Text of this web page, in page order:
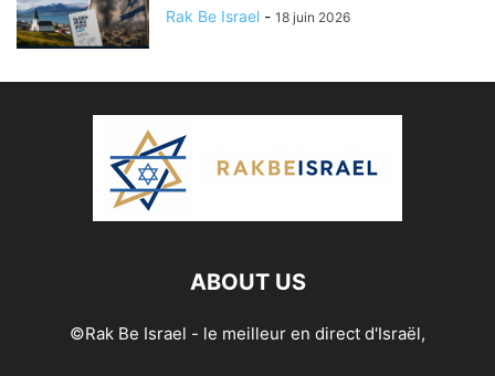
Rak Be Israel - 18 juin 2026
ABOUT US
©Rak Be Israel - le meilleur en direct d'Israël,